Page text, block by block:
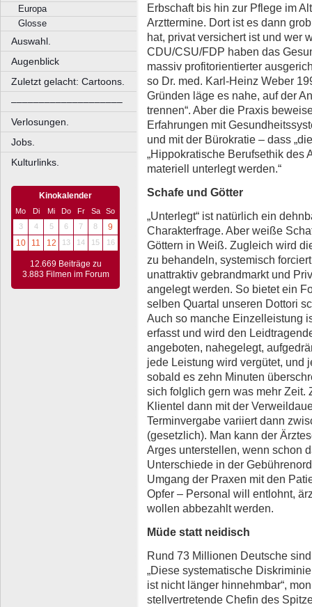
Europa
Glosse
Auswahl.
Augenblick
Zuletzt gelacht: Cartoons.
––––––––––––––––––––
Verlosungen.
Jobs.
Kulturlinks.
Kinokalender
Mo Di Mi Do Fr Sa
So
3
4 5 6 7 8
9
10
11 12 13 14 15 16
12.669 Beiträge zu
3.883 Filmen im Forum
Erbschaft bis hin zur Pflege im
Arzttermine. Dort ist es dann
hat, privat versichert ist und wer
CDU/CSU/FDP haben das
massiv profitorientierter
so Dr. med. Karl-Heinz Weber
Gründen läge es nahe, auf der
trennen“. Aber die Praxis
Erfahrungen mit
und mit der Bürokratie – dass
„Hippokratische Berufsethik
materiell unterlegt werden.“
Schafe und Götter
„Unterlegt“ ist natürlich ein
Charakterfrage. Aber weiße
Göttern in Weiß. Zugleich wird
zu behandeln, systemisch
unattraktiv gebrandmarkt und
angelegt werden. So bietet ein
selben Quartal unseren Dottori
Auch so manche Einzelleistung
erfasst und wird den
angeboten, nahegelegt,
jede Leistung wird vergütet, und
sobald es zehn Minuten
sich folglich gern was mehr Zeit.
Klientel dann mit der
Terminvergabe variiert dann
(gesetzlich). Man kann der
Arges unterstellen, wenn schon
Unterschiede in der
Umgang der Praxen mit den
Opfer – Personal will entlohnt,
wollen abbezahlt werden.
Müde statt neidisch
Rund 73 Millionen Deutsche
„Diese systematische
ist nicht länger hinnehmbar“,
stellvertretende Chefin des